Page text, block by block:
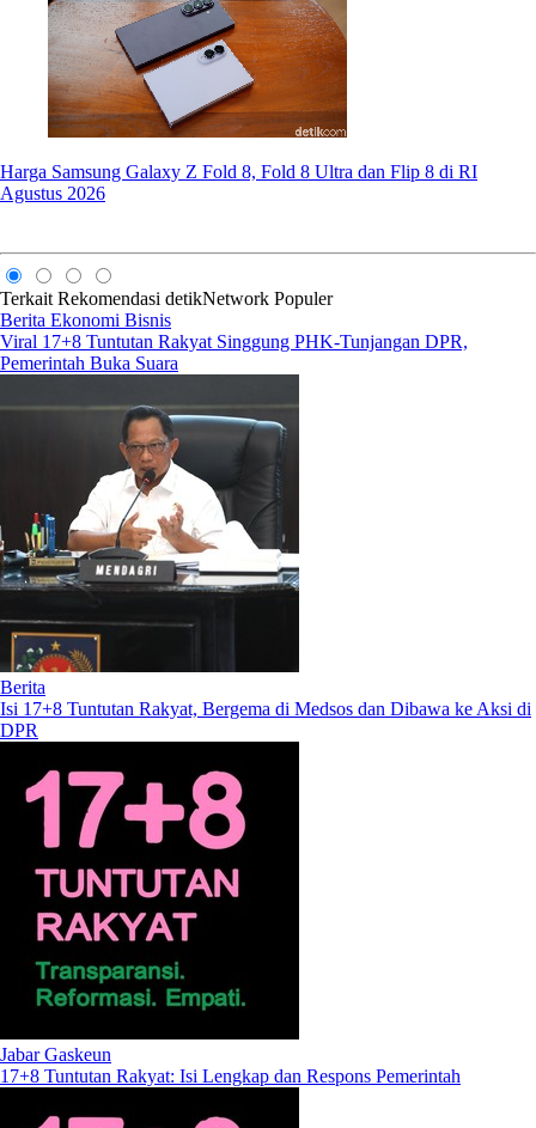
Harga Samsung Galaxy Z Fold 8, Fold 8 Ultra dan Flip 8 di RI
Agustus 2026
Terkait Rekomendasi detikNetwork Populer
Berita Ekonomi Bisnis
Viral 17+8 Tuntutan Rakyat Singgung PHK-Tunjangan DPR,
Pemerintah Buka Suara
Berita
Isi 17+8 Tuntutan Rakyat, Bergema di Medsos dan Dibawa ke Aksi di
DPR
Jabar Gaskeun
17+8 Tuntutan Rakyat: Isi Lengkap dan Respons Pemerintah